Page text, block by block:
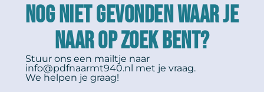
NOG NIET GEVONDEN WAAR JE
NAAR OP ZOEK BENT?
Stuur ons een mailtje naar
info@pdfnaarmt940.nl met je vraag.
We helpen je graag!